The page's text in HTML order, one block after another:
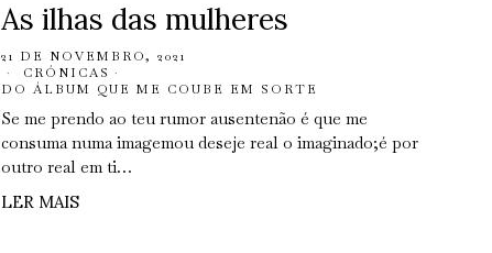
As ilhas das mulheres
21 DE NOVEMBRO, 2021
CRÓNICAS ·
DO ÁLBUM QUE ME COUBE EM SORTE
Se me prendo ao teu rumor ausentenão é que me
consuma numa imagemou deseje real o imaginado;é por
outro real em ti…
LER MAIS